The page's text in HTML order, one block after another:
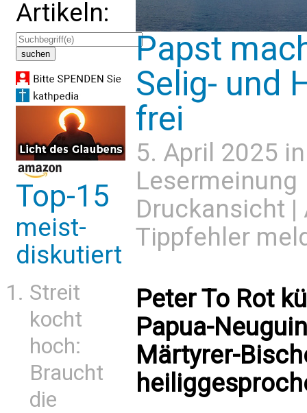
Artikeln:
Top-15
meist-
diskutiert
Streit
kocht
hoch:
Braucht
die
Papst
Selig- und
frei
5. April 2025
Lesermeinung
Druckansicht |
Tippfehler
Peter To Rot
Papua-
Märtyrer-